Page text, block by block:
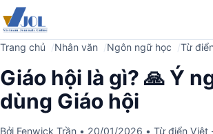
Trang chủ Nhân văn Ngôn ngữ học Từ
Giáo hội là gì? 🙏 Ý
dùng Giáo hội
Bởi Fenwick Trần • 20/01/2026 • Từ điển Việt